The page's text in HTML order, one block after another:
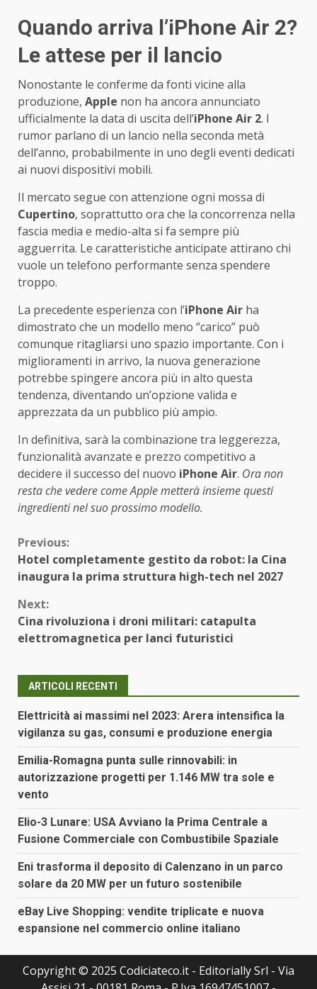
Quando arriva l’iPhone Air 2?
Le attese per il lancio
Nonostante le conferme da fonti vicine alla
produzione, Apple non ha ancora annunciato
ufficialmente la data di uscita dell’iPhone Air 2. I
rumor parlano di un lancio nella seconda metà
dell’anno, probabilmente in uno degli eventi dedicati
ai nuovi dispositivi mobili.
Il mercato segue con attenzione ogni mossa di
Cupertino, soprattutto ora che la concorrenza nella
fascia media e medio-alta si fa sempre più
agguerrita. Le caratteristiche anticipate attirano chi
vuole un telefono performante senza spendere
troppo.
La precedente esperienza con l’iPhone Air ha
dimostrato che un modello meno “carico” può
comunque ritagliarsi uno spazio importante. Con i
miglioramenti in arrivo, la nuova generazione
potrebbe spingere ancora più in alto questa
tendenza, diventando un’opzione valida e
apprezzata da un pubblico più ampio.
In definitiva, sarà la combinazione tra leggerezza,
funzionalità avanzate e prezzo competitivo a
decidere il successo del nuovo iPhone Air. Ora non
resta che vedere come Apple metterà insieme questi
ingredienti nel suo prossimo modello.
Continue
Reading
Previous:
Hotel completamente gestito da robot: la Cina
inaugura la prima struttura high-tech nel 2027
Next:
Cina rivoluziona i droni militari: catapulta
elettromagnetica per lanci futuristici
ARTICOLI RECENTI
Elettricità ai massimi nel 2023: Arera intensifica la
vigilanza su gas, consumi e produzione energia
Emilia-Romagna punta sulle rinnovabili: in
autorizzazione progetti per 1.146 MW tra sole e
vento
Elio-3 Lunare: USA Avviano la Prima Centrale a
Fusione Commerciale con Combustibile Spaziale
Eni trasforma il deposito di Calenzano in un parco
solare da 20 MW per un futuro sostenibile
eBay Live Shopping: vendite triplicate e nuova
espansione nel commercio online italiano
Copyright © 2025 Codiciateco.it - Editorially Srl - Via